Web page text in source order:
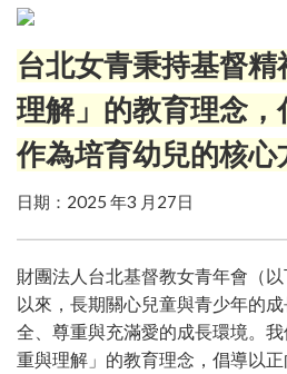
台北女青秉持基督精
理解 」 的教育理念 ，
作為培育幼兒的核心
日期 ： 2025 年3 月 27日
財團法人台北基督教女青年會 （
以來 ， ⾧期關心兒童與青少年的
全
尊重與充滿愛的成⾧環境。 我
重與理解 」 的教育理念 ， 倡導以